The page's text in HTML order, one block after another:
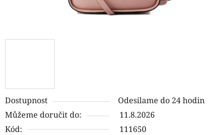
Dostupnost
Odesilame do 24 hodin
Můžeme doručit do:
11.8.2026
Kód:
111650